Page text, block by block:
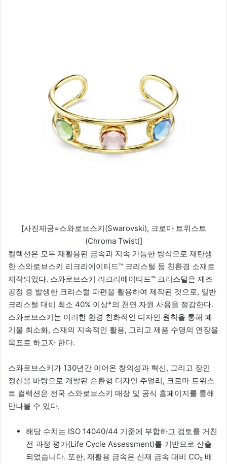
[사진제공=스와로브스키(Swarovski), 크로마 트위스트
(Chroma Twist)]
컬렉션은 모두 재활용된 금속과 지속 가능한 방식으로 재탄생
한 스와로브스키 리크리에이티드™ 크리스털 등 친환경 소재로
제작되었다. 스와로브스키 리크리에이티드™ 크리스털은 제조
공정 중 발생한 크리스털 파편을 활용하여 제작된 것으로, 일반
크리스털 대비 최소 40% 이상*의 천연 자원 사용을 절감한다.
스와로브스키는 이러한 환경 친화적인 디자인 원칙을 통해 폐
기물 최소화, 소재의 지속적인 활용, 그리고 제품 수명의 연장을
목표로 하고자 한다.
스와로브스키가 130년간 이어온 창의성과 혁신, 그리고 장인
정신을 바탕으로 개발된 순환형 디자인 주얼리, 크로마 트위스
트 컬렉션은 전국 스와로브스키 매장 및 공식 홈페이지를 통해
만나볼 수 있다.
해당 수치는 ISO 14040/44 기준에 부합하고 검토를 거친
전 과정 평가(Life Cycle Assessment)를 기반으로 산출
되었습니다. 또한, 재활용 금속은 신재 금속 대비 CO₂ 배